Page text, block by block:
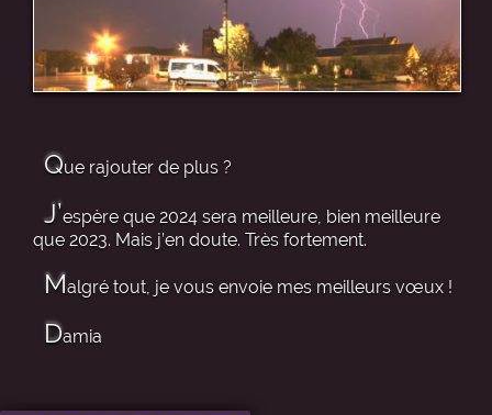
Que rajouter de plus ?
J’espère que 2024 sera meilleure, bien meilleure
que 2023. Mais j’en doute. Très fortement.
Malgré tout, je vous envoie mes meilleurs vœux !
Damia